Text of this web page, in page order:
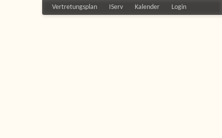
Vertretungsplan IServ Kalender Login